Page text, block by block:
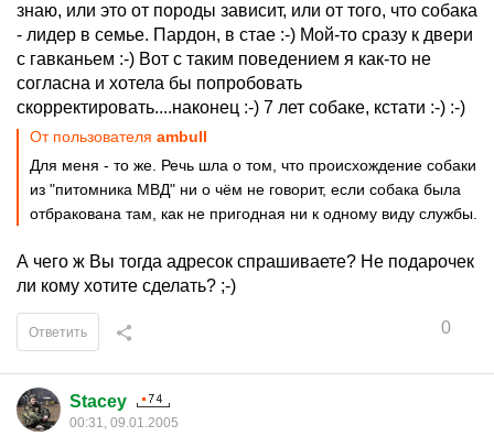
знаю, или это от породы зависит, или от того, что собака
- лидер в семье. Пардон, в стае :-) Мой-то сразу к двери
с гавканьем :-) Вот с таким поведением я как-то не
согласна и хотела бы попробовать
скорректировать....наконец :-) 7 лет собаке, кстати :-) :-)
От пользователя ambull
Для меня - то же. Речь шла о том, что происхождение собаки
из "питомника МВД" ни о чём не говорит, если собака была
отбракована там, как не пригодная ни к одному виду службы.
А чего ж Вы тогда адресок спрашиваете? Не подарочек
ли кому хотите сделать? ;-)
0
Ответить
Stacey
00:31, 09.01.2005